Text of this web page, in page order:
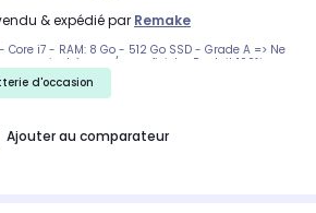
& expédié par Remake
Core i7 - RAM: 8 Go - 512 Go SSD - Grade A => Ne
voire très peu/superficiels . Produit 100%
techniciens. Batterie avec une autonomie <85%.
1 An. Envoi rapide et soigné !
d'occasion
Ajouter au comparateur